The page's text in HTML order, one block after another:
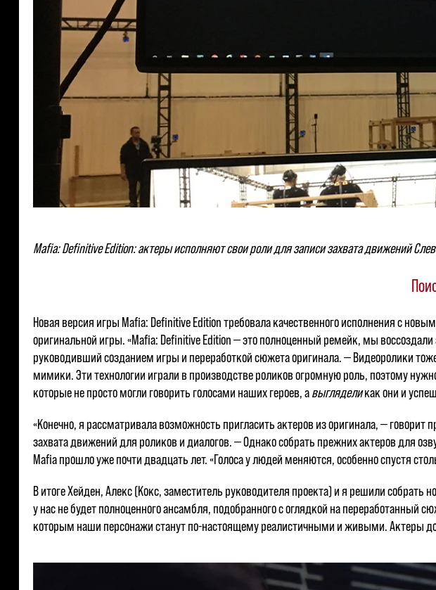
Mafia: Definitive Edition: актеры исполняют свои роли для записи захвата движений
Новая версия игры Mafia: Definitive Edition требовала качественного исполнения с
оригинальной игры. «Mafia: Definitive Edition — это полноценный ремейк, мы
руководивший созданием игры и переработкой сюжета оригинала. — Видеоролики
мимики. Эти технологии играли в производстве роликов огромную роль, поэтому
которые не просто могли говорить голосами наших героев, авыгляделикак они и
«Конечно, я рассматривала возможность пригласить актеров из оригинала, —
захвата движений для роликов и диалогов. — Однако собрать прежних актеров для
Mafia прошло уже почти двадцать лет. «Голоса у людей меняются, особенно спустя
В итоге Хейден, Алекс (Кокс, заместитель руководителя проекта) и я решили
у нас не будет полноценного ансамбля, подобранного с оглядкой на переработанный
которым наши персонажи станут по-настоящему реалистичными и живыми. Актеры